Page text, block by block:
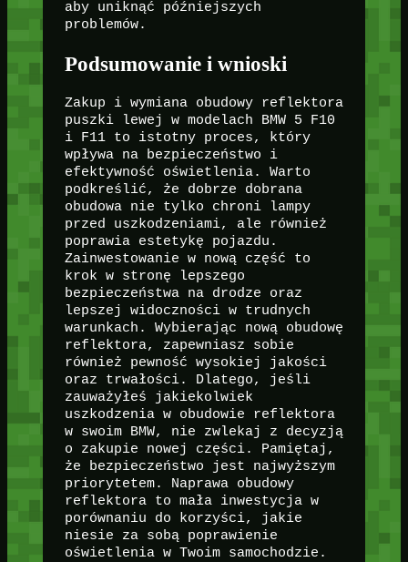
aby uniknąć późniejszych
problemów.
Podsumowanie i wnioski
Zakup i wymiana obudowy reflektora
puszki lewej w modelach BMW 5 F10
i F11 to istotny proces, który
wpływa na bezpieczeństwo i
efektywność oświetlenia. Warto
podkreślić, że dobrze dobrana
obudowa nie tylko chroni lampy
przed uszkodzeniami, ale również
poprawia estetykę pojazdu.
Zainwestowanie w nową część to
krok w stronę lepszego
bezpieczeństwa na drodze oraz
lepszej widoczności w trudnych
warunkach. Wybierając nową obudowę
reflektora, zapewniasz sobie
również pewność wysokiej jakości
oraz trwałości. Dlatego, jeśli
zauważyłeś jakiekolwiek
uszkodzenia w obudowie reflektora
w swoim BMW, nie zwlekaj z decyzją
o zakupie nowej części. Pamiętaj,
że bezpieczeństwo jest najwyższym
priorytetem. Naprawa obudowy
reflektora to mała inwestycja w
porównaniu do korzyści, jakie
niesie za sobą poprawienie
oświetlenia w Twoim samochodzie.